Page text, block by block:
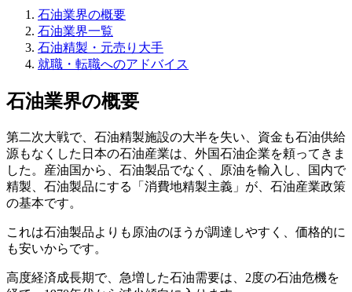
石油業界の概要
石油業界一覧
石油精製・元売り大手
就職・転職へのアドバイス
石油業界の概要
第二次大戦で、石油精製施設の大半を失い、資金も石油供給
源もなくした日本の石油産業は、外国石油企業を頼ってきま
した。産油国から、石油製品でなく、原油を輸入し、国内で
精製、石油製品にする「消費地精製主義」が、石油産業政策
の基本です。
これは石油製品よりも原油のほうが調達しやすく、価格的に
も安いからです。
高度経済成長期で、急増した石油需要は、2度の石油危機を